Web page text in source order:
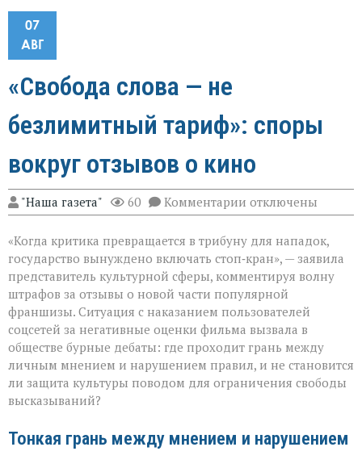
07
АВГ
«Свобода слова — не
безлимитный тариф»: споры
вокруг отзывов о кино
"Наша газета" 60 Комментарии к
записи
слова — не
безлимитный
тариф»:
споры
вокруг
отзывов
о
кино
отключены
«Когда критика превращается в трибуну для нападок,
государство вынуждено включать стоп‑кран», — заявила
представитель культурной сферы, комментируя волну
штрафов за отзывы о новой части популярной
франшизы. Ситуация с наказанием пользователей
соцсетей за негативные оценки фильма вызвала в
обществе бурные дебаты: где проходит грань между
личным мнением и нарушением правил, и не становится
ли защита культуры поводом для ограничения свободы
высказываний?
Тонкая грань между мнением и нарушением